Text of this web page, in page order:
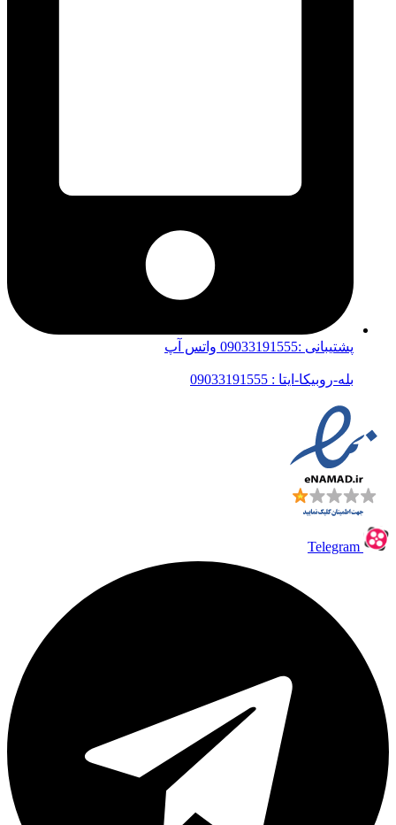
پشتیبانی :09033191555 واتس آپ
بله-روبیکا-ایتا : 09033191555
Telegram